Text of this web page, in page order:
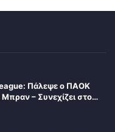
Πάλεψε ο ΠΑΟΚ
– Συνεχίζει στο…